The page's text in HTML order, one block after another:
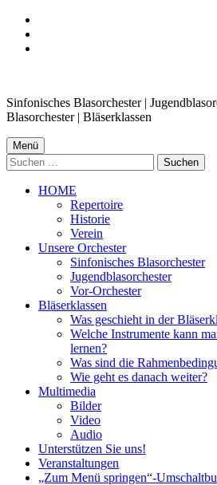
Sinfonisches Blasorchester |
Blasorchester | Bläserklassen
Menü
Suchen
nach:
HOME
Repertoire
Historie
Verein
Unsere Orchester
Sinfonisches Blasorchester
Jugendblasorchester
Vor-Orchester
Bläserklassen
Was geschieht in der
Welche Instrumente kann
lernen?
Was sind die
Wie geht es danach weiter?
Multimedia
Bilder
Video
Audio
Unterstützen Sie uns!
Veranstaltungen
„Zum Menü springen“-